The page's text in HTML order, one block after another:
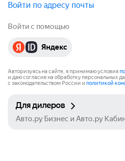
Войти по адресу почты
Войти с помощью
Яндекс
Авторизуясь на сайте, я принимаю условия
и даю согласие на обработку персональных
с законодательством России и политикой
Для дилеров
Авто.ру Бизнес и Авто.ру